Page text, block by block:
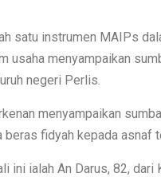
satu instrumen MAIPs
usaha menyampaikan
negeri Perlis.
menyampaikan
fidyah kepada asnaf
ini ialah An Darus, 82, dari